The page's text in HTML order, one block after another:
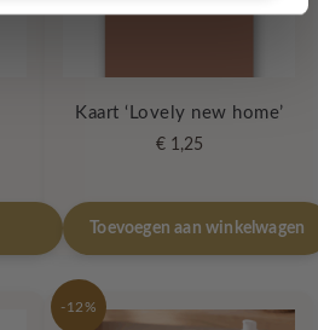
Kaart ‘Lovely new home’
€1,25
Toevoegen aan winkelwagen
-12%